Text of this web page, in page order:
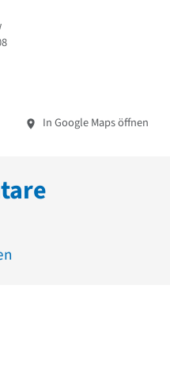
In Google Maps öffnen